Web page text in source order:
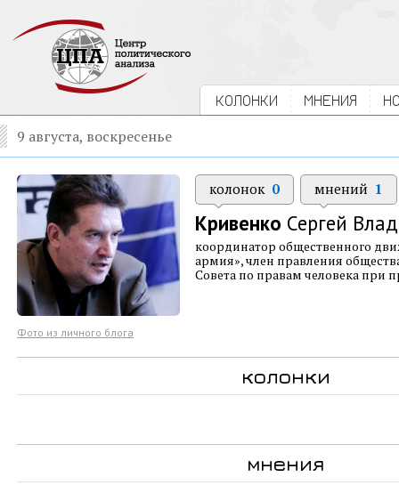
КОЛОНКИ МНЕНИЯ
9 августа, воскресенье
колонок 0 мнений 1
Кривенко Сергей
координатор общественного
армия», член правления
Совета по правам человека при
Фото из личного блога
колонки
мнения